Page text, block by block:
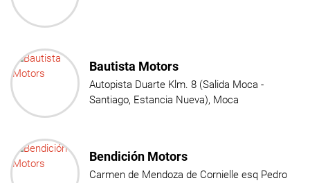
Bautista Motors
Autopista Duarte Klm. 8 (Salida Moca -
Santiago, Estancia Nueva), Moca
Bendición Motors
Carmen de Mendoza de Cornielle esq Pedro